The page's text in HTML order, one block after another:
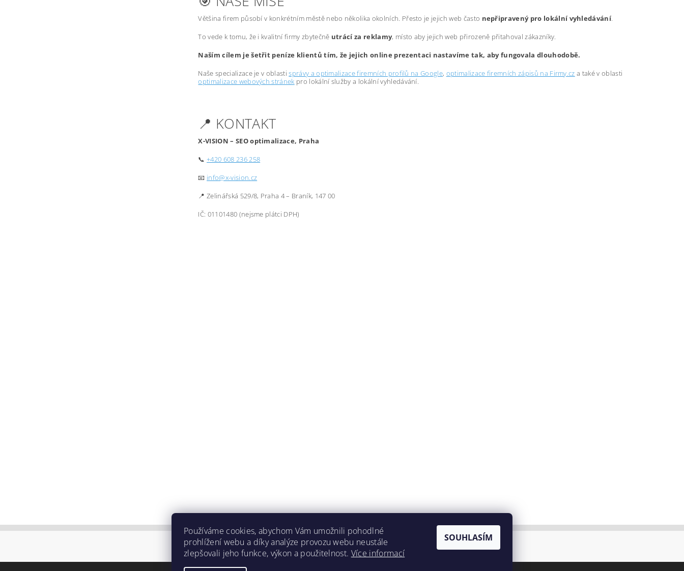
Většina firem působí v konkrétním městě nebo několika okolních. Přesto je jejich web často nepřipravený pro lokální vyhledávání.
To vede k tomu, že i kvalitní firmy zbytečně utrácí za reklamy, místo aby jejich web přirozeně přitahoval zákazníky.
Naším cílem je šetřit peníze klientů tím, že jejich online prezentaci nastavíme tak, aby fungovala dlouhodobě.
Naše specializace je v oblastisprávy a optimalizace firemních profilů na Google, optimalizace firemních zápisů na Firmy.cz a také v oblasti
optimalizace webových stránek pro lokální služby a lokální vyhledávání.
📍 KONTAKT
X-VISION – SEO optimalizace, Praha
📞+420 608 236 258
📧 info@x-vision.cz
📍 Zelinářská 529/8, Praha 4 – Braník, 147 00
IČ: 01101480 (nejsme plátci DPH)
Lokality
Používáme cookies, abychom Vám umožnili pohodlné
prohlížení webu a díky analýze provozu webu neustále
zlepšovali jeho funkce, výkon a použitelnost. Více informací
SOUHLASÍM